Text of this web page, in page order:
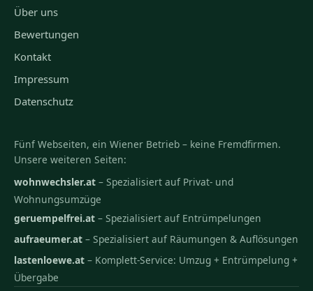
Über uns
Bewertungen
Kontakt
Impressum
Datenschutz
Fünf Webseiten, ein Wiener Betrieb – keine Fremdfirmen.
Unsere weiteren Seiten:
wohnwechsler.at – Spezialisiert auf Privat- und
Wohnungsumzüge
geruempelfrei.at – Spezialisiert auf Entrümpelungen
aufraeumer.at – Spezialisiert auf Räumungen & Auflösungen
lastenloewe.at – Komplett-Service: Umzug + Entrümpelung +
Übergabe